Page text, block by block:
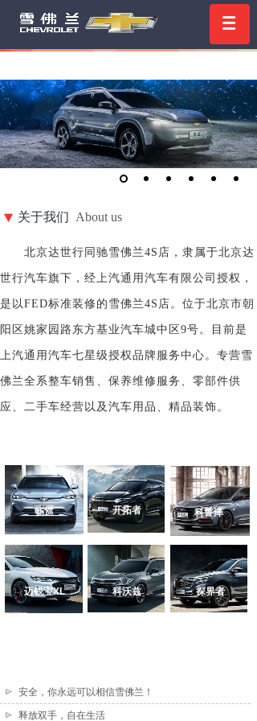
关于我们 About us
北京达世行同驰雪佛兰4S店，隶属于北京达
世行汽车旗下，经上汽通用汽车有限公司授权，
是以FED标准装修的雪佛兰4S店。位于北京市朝
阳区姚家园路东方基业汽车城中区9号。目前是
上汽通用汽车七星级授权品牌服务中心。专营雪
佛兰全系整车销售、保养维修服务、零部件供
应、二手车经营以及汽车用品、精品装饰。
开拓者
畅巡 科鲁泽
科沃兹 探界者
迈锐宝XL
安全，你永远可以相信雪佛兰！
释放双手，自在生活